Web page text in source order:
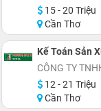
15 - 20 Triệu
Cần Thơ
Kế Toán Sản
CÔNG TY
12 - 21 Triệu
Cần Thơ